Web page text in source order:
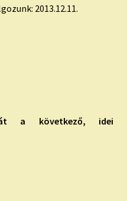
2013.12.11.
a következő, idei